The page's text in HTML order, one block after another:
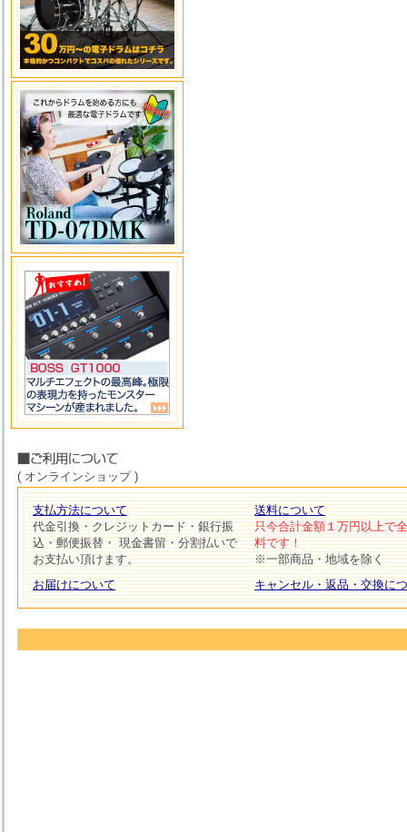
( オンラインショップ )
支払方法について
代金引換・クレジットカード・銀行振
込・郵便振替・ 現金書留・分割払いで
お支払い頂けます。
お届けについて
送料について
只今合計金額１万円以上で
料です！
※一部商品・地域を除く
キャンセル・返品・交換に